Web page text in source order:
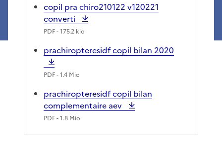
copil pra chiro210122 v120221
converti
PDF- 175.2 kio
prachiropteresidf copil bilan 2020
PDF- 1.4 Mio
prachiropteresidf copil bilan
complementaire aev
PDF- 1.8 Mio